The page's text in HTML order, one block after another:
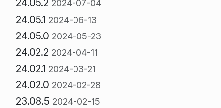
24.05.2 2024-07-04
24.05.1 2024-06-13
24.05.0 2024-05-23
24.02.2 2024-04-11
24.02.1 2024-03-21
24.02.0 2024-02-28
23.08.5 2024-02-15